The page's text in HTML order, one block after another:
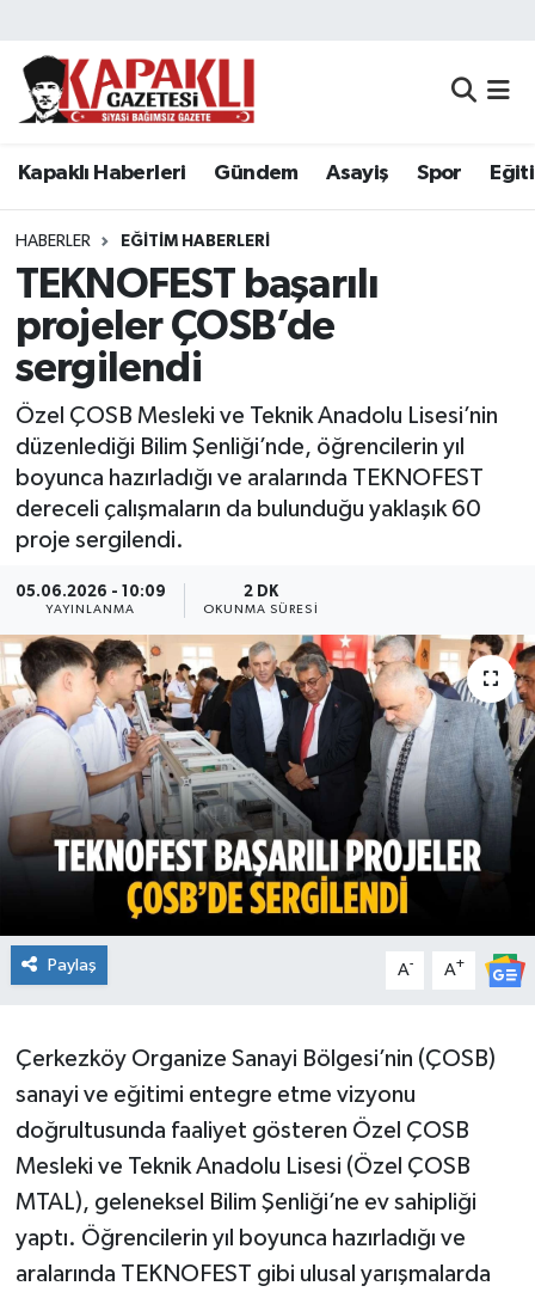
Kapaklı Haberleri Gündem Asayiş Spor
HABERLER EĞITIM HABERLERI
TEKNOFEST başarılı
projeler ÇOSB’de
sergilendi
Özel ÇOSB Mesleki ve Teknik Anadolu Lisesi’nin
düzenlediği Bilim Şenliği’nde, öğrencilerin yıl
boyunca hazırladığı ve aralarında TEKNOFEST
dereceli çalışmaların da bulunduğu yaklaşık 60
proje sergilendi.
05.06.2026 - 10:09
YAYINLANMA
2 DK
OKUNMA SÜRESI
Paylaş A- A+
Çerkezköy Organize Sanayi Bölgesi’nin (ÇOSB)
sanayi ve eğitimi entegre etme vizyonu
doğrultusunda faaliyet gösteren Özel ÇOSB
Mesleki ve Teknik Anadolu Lisesi (Özel ÇOSB
MTAL), geleneksel Bilim Şenliği’ne ev sahipliği
yaptı. Öğrencilerin yıl boyunca hazırladığı ve
aralarında TEKNOFEST gibi ulusal yarışmalarda
Kapaklı Haberleri
Asayiş
Spor
Eğitim
Siyaset
Resmi Reklamlar
Tekirdağ
Sağlık
Teknoloji
Yaşam
Tekirdağ Nöbetçi Eczaneler
Tekirdağ Namaz Vakitleri
Tekirdağ Trafik Yoğunluk Haritası
Süper Lig Puan Durumu ve Fikstür
Tüm Manşetler
Son Dakika Haberleri
Haber Arşivi